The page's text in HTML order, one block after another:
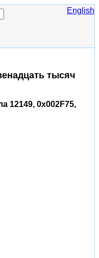
English
тысяч
12149, 0x002F75,